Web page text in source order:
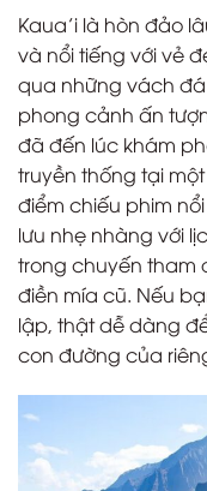
Kaua’i là hòn đảo
và nổi tiếng với vẻ
qua những vách
phong cảnh ấn
đã đến lúc khám
truyền thống tại
điểm chiếu phim
lưu nhẹ nhàng với
trong chuyến tham
điền mía cũ. Nếu
lập, thật dễ dàng
con đường của